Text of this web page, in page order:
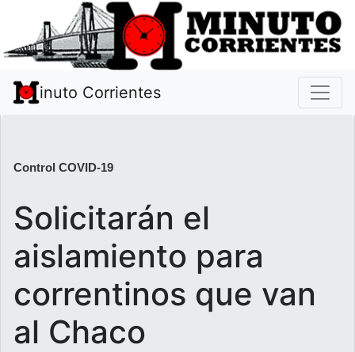
inuto Corrientes
Control COVID-19
Solicitarán el
aislamiento para
correntinos que van
al Chaco